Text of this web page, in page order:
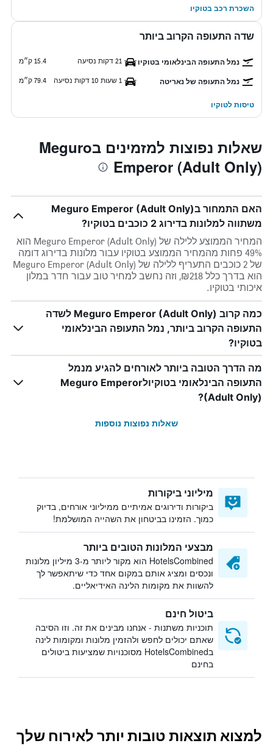
השכרת רכב בטוקיו
שדה התעופה הקרוב ביותר
נמל התעופה הבינלאומי בטוקיו 21 דקות נסיעה 15.4 ק״מ
נמל התעופה של נאריטה 1 שעות 10 דקות נסיעה 79.4 ק״מ
טיסות לטוקיו
שאלות נפוצות למזמינים בMeguro
Emperor (Adult Only)
האם התמחור בMeguro Emperor (Adult Only)
משתווה למלונות בדירוג 2 כוכבים בטוקיו?
המחיר הממוצע ללילה של Meguro Emperor (Adult Only) הוא
49% פחות מהמחיר הממוצע בטוקיו עבור מלונות בדירוג דומה
של 2 כוכבים התעריף ללילה של Meguro Emperor (Adult Only)
הוא בדרך כלל ₪218, וזה נחשב למחיר טוב עבור חדר במלון
איכותי בטוקיו.
כמה קרוב Meguro Emperor (Adult Only) לשדה
התעופה הקרוב ביותר, נמל התעופה הבינלאומי
בטוקיו?
מה הדרך הטובה ביותר לאורחים להגיע מנמל
התעופה הבינלאומי בטוקיולMeguro Emperor
(Adult Only)?
שאלות נפוצות נוספות
מיליוני ביקורות
ביקורות ודירוגים אמיתיים ממיליוני אורחים, בדיוק
כמוך. הזמינו בביטחון את השהייה המושלמת!
מבצעי המלונות הטובים ביותר
HotelsCombined הוא מקור ליותר מ-3 מיליון מלונות
ונכסים ומציג אותם במקום אחד כדי שיתאפשר לך
להשוות את מקומות הלינה האידיאליים.
ביטול חינם
תוכניות משתנות - אנחנו מבינים את זה. וזו הסיבה
שאתם יכולים לחפש ולהזמין מלונות ומקומות לינה
בHotelsCombined מסוכנויות שמציעות ביטולים
בחינם
למצוא תוצאות טובות יותר לאירוח שלך